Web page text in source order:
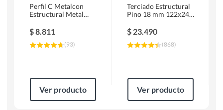
Perfil C Metalcon
Estructural Metal
$8.811
(93)
Ver producto
Terciado Estructural
Pino 18 mm 122x244
$ 23.490
(868)
Ver producto